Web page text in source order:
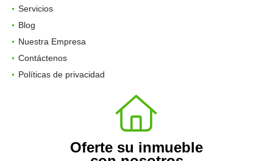
Servicios
Blog
Nuestra Empresa
Contáctenos
Políticas de privacidad
Oferte su inmueble